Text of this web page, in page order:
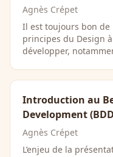
Agnès Crépet
Il est toujours bon
principes du Design
développer,
Introduction au
Development
Agnès Crépet
L’enjeu de la